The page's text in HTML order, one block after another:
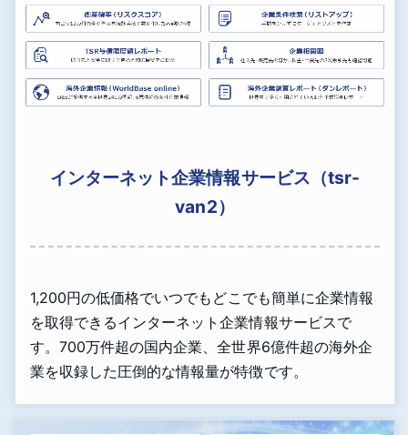
インターネット企業情報サービス（tsr-
van2）
1,200円の低価格でいつでもどこでも簡単に企業情報
を取得できるインターネット企業情報サービスで
す。700万件超の国内企業、全世界6億件超の海外企
業を収録した圧倒的な情報量が特徴です。